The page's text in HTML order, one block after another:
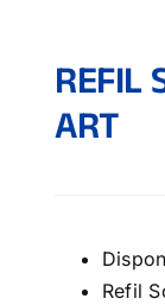
REFIL
ART
Refil